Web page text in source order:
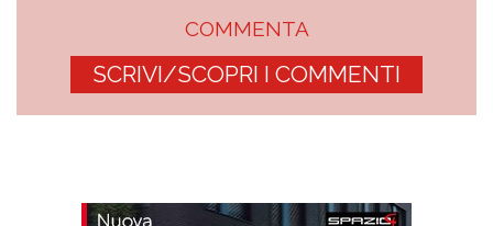
COMMENTA
SCRIVI/SCOPRI I COMMENTI